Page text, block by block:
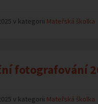
v kategorii Mateřská školka
fotografování
v kategorii Mateřská školka